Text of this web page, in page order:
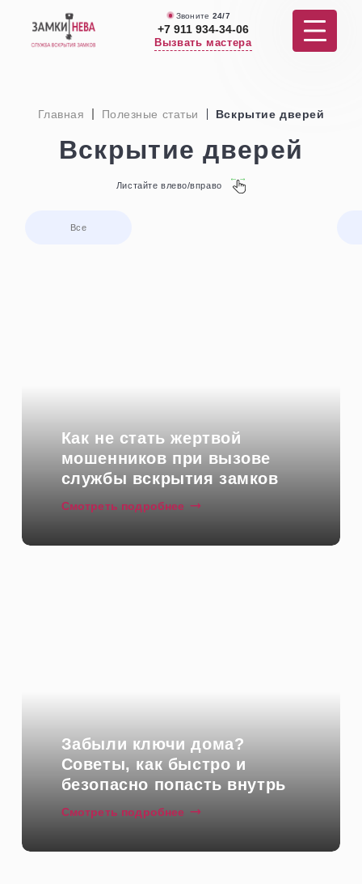
Звоните 24/7
+7 911 934-34-06
Вызвать мастера
Вскрытие
Услуги по дверям
Ремонт
Главная Полезные статьи Вскрытие дверей
Вскрытие дверей
Листайте влево/вправо
Все
Как не стать жертвой
мошенников при вызове
службы вскрытия замков
Смотреть подробнее
Забыли ключи дома?
Советы, как быстро и
безопасно попасть внутрь
Смотреть подробнее